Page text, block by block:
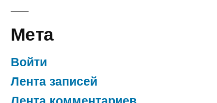
Мета
Войти
Лента записей